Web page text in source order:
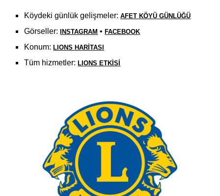
Köydeki günlük gelişmeler:AFET KÖYÜ GÜNLÜĞÜ
Görseller: INSTAGRAM •FACEBOOK
Konum:LIONS HARİTASI
Tüm hizmetler:LIONS ETKİSİ